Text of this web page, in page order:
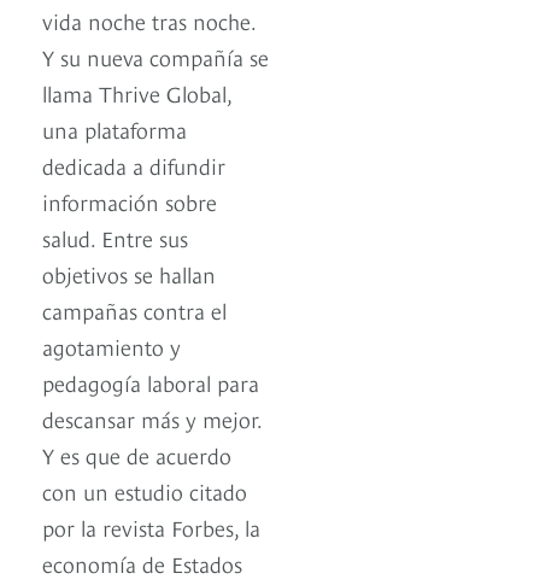
vida noche tras noche.
Y su nueva compañía se
llama Thrive Global,
una plataforma
dedicada a difundir
información sobre
salud. Entre sus
objetivos se hallan
campañas contra el
agotamiento y
pedagogía laboral para
descansar más y mejor.
Y es que de acuerdo
con un estudio citado
por la revista Forbes, la
economía de Estados